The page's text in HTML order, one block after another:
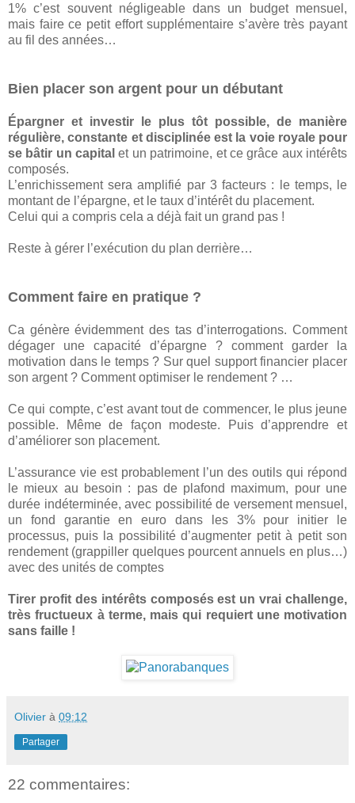
1% c’est souvent négligeable dans un budget mensuel,
mais faire ce petit effort supplémentaire s’avère très payant
au fil des années…
Bien placer son argent pour un débutant
Épargner et investir le plus tôt possible, de manière
régulière, constante et disciplinée est la voie royale pour
se bâtir un capital et un patrimoine, et ce grâce aux intérêts
composés.
L’enrichissement sera amplifié par 3 facteurs : le temps, le
montant de l’épargne, et le taux d’intérêt du placement.
Celui qui a compris cela a déjà fait un grand pas !
Reste à gérer l’exécution du plan derrière…
Comment faire en pratique ?
Ca génère évidemment des tas d’interrogations. Comment
dégager une capacité d’épargne ? comment garder la
motivation dans le temps ? Sur quel support financier placer
son argent ? Comment optimiser le rendement ? …
Ce qui compte, c’est avant tout de commencer, le plus jeune
possible. Même de façon modeste. Puis d’apprendre et
d’améliorer son placement.
L’assurance vie est probablement l’un des outils qui répond
le mieux au besoin : pas de plafond maximum, pour une
durée indéterminée, avec possibilité de versement mensuel,
un fond garantie en euro dans les 3% pour initier le
processus, puis la possibilité d’augmenter petit à petit son
rendement (grappiller quelques pourcent annuels en plus…)
avec des unités de comptes
Tirer profit des intérêts composés est un vrai challenge,
très fructueux à terme, mais qui requiert une motivation
sans faille !
Olivier à 09:12
Partager
22 commentaires: